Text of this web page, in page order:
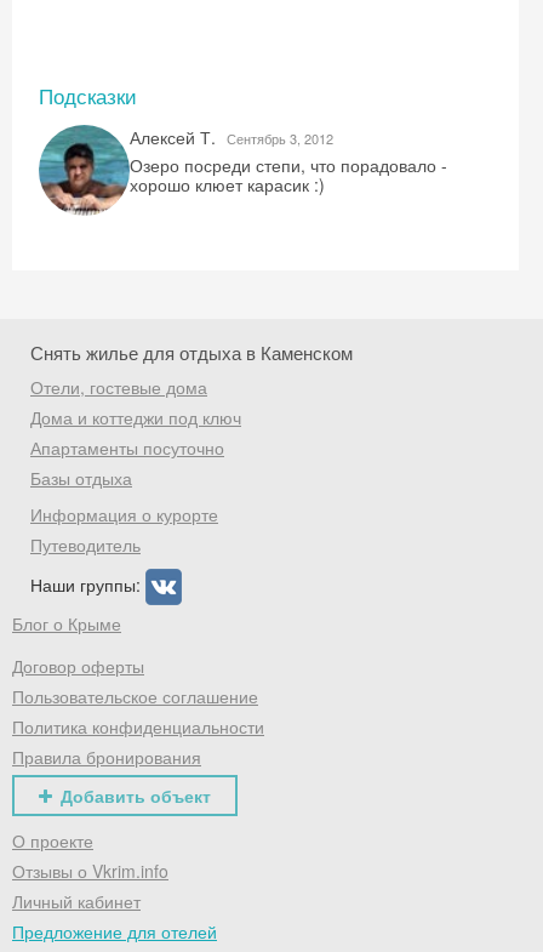
Подсказки
Алексей Т. Сентябрь 3, 2012
Озеро посреди степи, что порадовало -
хорошо клюет карасик :)
Снять жилье для отдыха в Каменском
Отели, гостевые дома
Дома и коттеджи под ключ
Апартаменты посуточно
Базы отдыха
Информация о курорте
Путеводитель
Наши группы:
Блог о Крыме
Договор оферты
Пользовательское соглашение
Политика конфиденциальности
Правила бронирования
Добавить объект
О проекте
Отзывы о Vkrim.info
Личный кабинет
Предложение для отелей
Скидка −5%
Хочешь дешевле? Оставь почту и получи
промокод на первое бронирование!